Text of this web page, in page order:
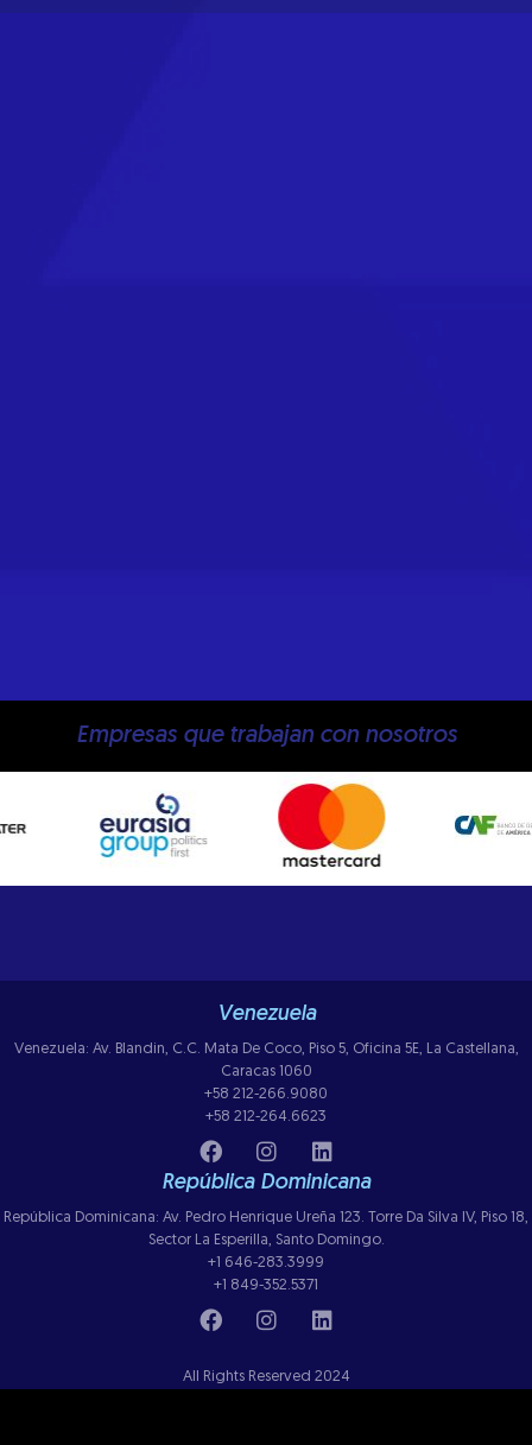
Empresas que trabajan con nosotros
Venezuela
Venezuela: Av. Blandin, C.C. Mata De Coco, Piso 5, Oficina 5E, La Castellana,
Caracas 1060
+58 212-266.9080
+58 212-264.6623
República Dominicana
República Dominicana: Av. Pedro Henrique Ureña 123. Torre Da Silva IV, Piso 18,
Sector La Esperilla, Santo Domingo.
+1 646-283.3999
+1 849-352.5371
All Rights Reserved 2024